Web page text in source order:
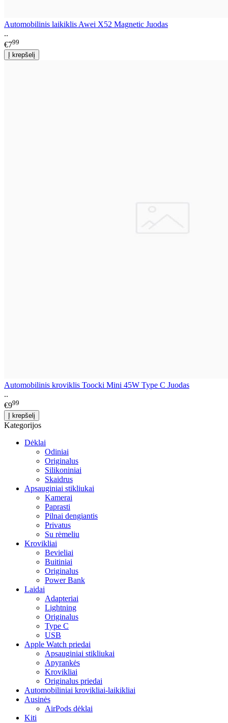
Automobilinis laikiklis Awei X52 Magnetic Juodas
..
€799
Automobilinis kroviklis Toocki Mini 45W Type C Juodas
..
€999
Kategorijos
Dėklai
Odiniai
Originalus
Silikoniniai
Skaidrus
Apsauginiai stikliukai
Kamerai
Paprasti
Pilnai dengiantis
Privatus
Su rėmeliu
Krovikliai
Bevieliai
Buitiniai
Originalus
Power Bank
Laidai
Adapteriai
Lightning
Originalus
Type C
USB
Apple Watch priedai
Apsauginiai stikliukai
Apyrankės
Krovikliai
Originalus priedai
Automobiliniai krovikliai-laikikliai
Ausinės
AirPods dėklai
Kiti